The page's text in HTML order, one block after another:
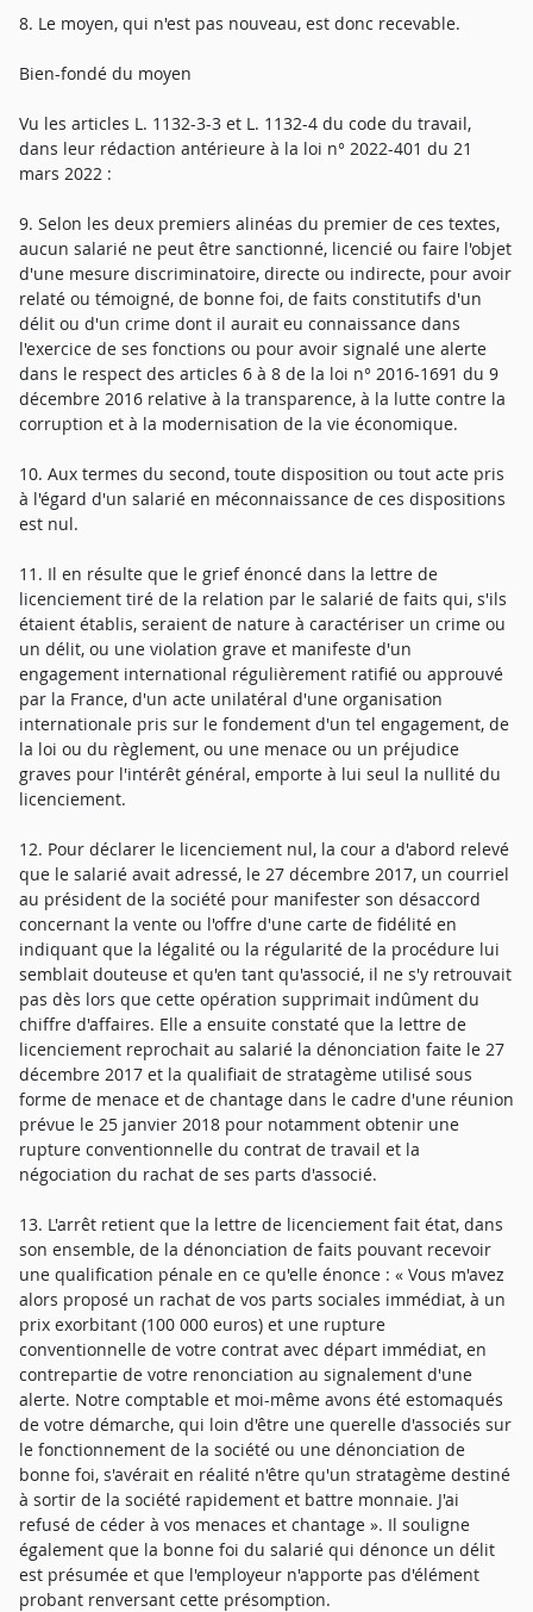
8. Le moyen, qui n'est pas nouveau, est donc recevable.
Bien-fondé du moyen
Vu les articles L. 1132-3-3 et L. 1132-4 du code du travail,
dans leur rédaction antérieure à la loi n° 2022-401 du 21
mars 2022 :
9. Selon les deux premiers alinéas du premier de ces textes,
aucun salarié ne peut être sanctionné, licencié ou faire l'objet
d'une mesure discriminatoire, directe ou indirecte, pour avoir
relaté ou témoigné, de bonne foi, de faits constitutifs d'un
délit ou d'un crime dont il aurait eu connaissance dans
l'exercice de ses fonctions ou pour avoir signalé une alerte
dans le respect des articles 6 à 8 de la loi n° 2016-1691 du 9
décembre 2016 relative à la transparence, à la lutte contre la
corruption et à la modernisation de la vie économique.
10. Aux termes du second, toute disposition ou tout acte pris
à l'égard d'un salarié en méconnaissance de ces dispositions
est nul.
11. Il en résulte que le grief énoncé dans la lettre de
licenciement tiré de la relation par le salarié de faits qui, s'ils
étaient établis, seraient de nature à caractériser un crime ou
un délit, ou une violation grave et manifeste d'un
engagement international régulièrement ratifié ou approuvé
par la France, d'un acte unilatéral d'une organisation
internationale pris sur le fondement d'un tel engagement, de
la loi ou du règlement, ou une menace ou un préjudice
graves pour l'intérêt général, emporte à lui seul la nullité du
licenciement.
12. Pour déclarer le licenciement nul, la cour a d'abord relevé
que le salarié avait adressé, le 27 décembre 2017, un courriel
au président de la société pour manifester son désaccord
concernant la vente ou l'offre d'une carte de fidélité en
indiquant que la légalité ou la régularité de la procédure lui
semblait douteuse et qu'en tant qu'associé, il ne s'y retrouvait
pas dès lors que cette opération supprimait indûment du
chiffre d'affaires. Elle a ensuite constaté que la lettre de
licenciement reprochait au salarié la dénonciation faite le 27
décembre 2017 et la qualifiait de stratagème utilisé sous
forme de menace et de chantage dans le cadre d'une réunion
prévue le 25 janvier 2018 pour notamment obtenir une
rupture conventionnelle du contrat de travail et la
négociation du rachat de ses parts d'associé.
13. L'arrêt retient que la lettre de licenciement fait état, dans
son ensemble, de la dénonciation de faits pouvant recevoir
une qualification pénale en ce qu'elle énonce : « Vous m'avez
alors proposé un rachat de vos parts sociales immédiat, à un
prix exorbitant (100 000 euros) et une rupture
conventionnelle de votre contrat avec départ immédiat, en
contrepartie de votre renonciation au signalement d'une
alerte. Notre comptable et moi-même avons été estomaqués
de votre démarche, qui loin d'être une querelle d'associés sur
le fonctionnement de la société ou une dénonciation de
bonne foi, s'avérait en réalité n'être qu'un stratagème destiné
à sortir de la société rapidement et battre monnaie. J'ai
refusé de céder à vos menaces et chantage ». Il souligne
également que la bonne foi du salarié qui dénonce un délit
est présumée et que l'employeur n'apporte pas d'élément
probant renversant cette présomption.